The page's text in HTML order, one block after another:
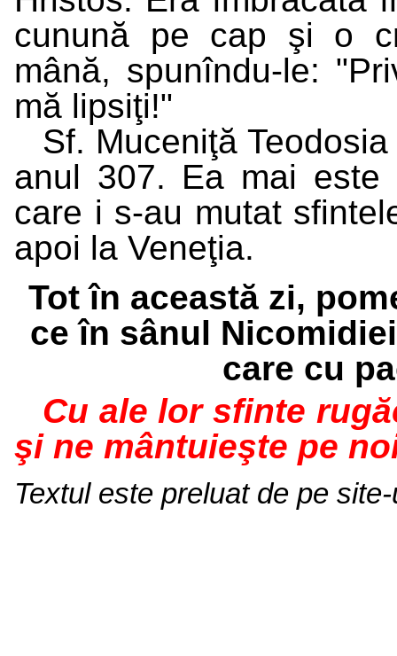
cunună pe cap şi o
mână, spunîndu-le:
mă lipsiţi!"
Sf. Muceniţă
anul 307. Ea mai
care i s-au mutat
apoi la Veneţia.
Tot în această zi,
ce în sânul
care cu
Cu ale lor sfinte
şi ne mântuieşte pe
Textul este preluat de pe